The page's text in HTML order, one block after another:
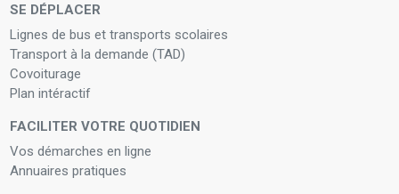
SE DÉPLACER
Lignes de bus et transports scolaires
Transport à la demande (TAD)
Covoiturage
Plan intéractif
FACILITER VOTRE QUOTIDIEN
Vos démarches en ligne
Annuaires pratiques